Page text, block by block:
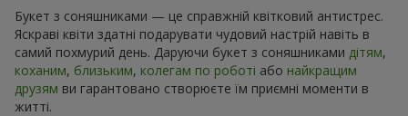
Букет з соняшниками — це справжній квітковий антистрес.
Яскраві квіти здатні подарувати чудовий настрій навіть в
самий похмурий день. Даруючи букет з соняшниками дітям,
коханим, близьким, колегам по роботі або найкращим
друзям ви гарантовано створюєте їм приємні моменти в
житті.